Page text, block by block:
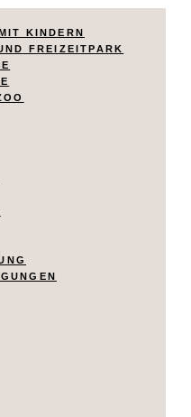
KINDERN
FREIZEITPARK